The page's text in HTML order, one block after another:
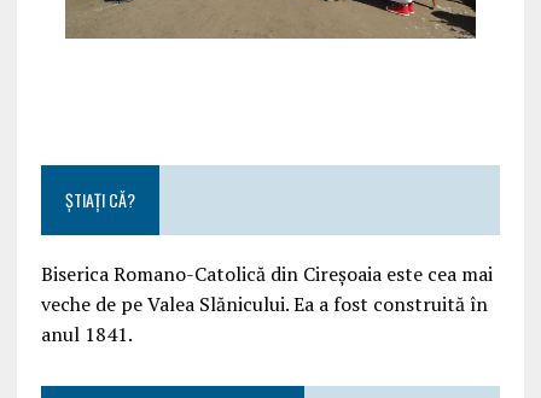
ȘTIAȚI CĂ?
Biserica Romano-Catolică din Cireșoaia este cea mai
veche de pe Valea Slănicului. Ea a fost construită în
anul 1841.